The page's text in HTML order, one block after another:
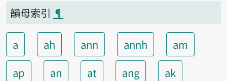
韻母索引 ¶
a ah ann annh
am
ap
an at ang ak